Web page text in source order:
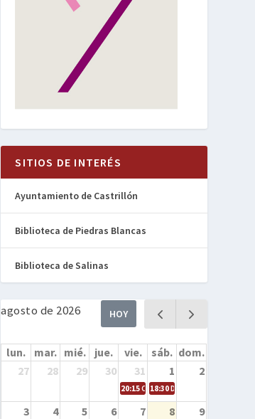
SITIOS DE INTERÉS
Ayuntamiento de Castrillón
Biblioteca de Piedras Blancas
Biblioteca de Salinas
agosto de 2026 HOY
lun. mar. mié. jue. vie. sáb. dom.
27
28 29 30 31 1 2
20:15Cine en la calle – Cómo
18:30Danza – Cita en el
3 4 5 6 7 8 9